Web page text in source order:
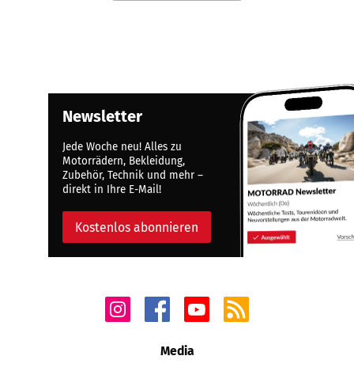
Newsletter
Jede Woche neu! Alles zu
Motorrädern, Bekleidung,
Zubehör, Technik und mehr –
direkt in Ihre E-Mail!
Kostenlos abonnieren
Media